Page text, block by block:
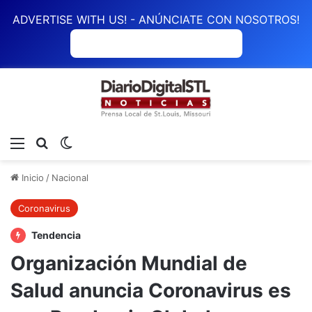
ADVERTISE WITH US! - ANÚNCIATE CON NOSOTROS!
Menú Buscar
Inicio / Nacional
Coronavirus
Tendencia
Organización Mundial de
Salud anuncia Coronavirus es